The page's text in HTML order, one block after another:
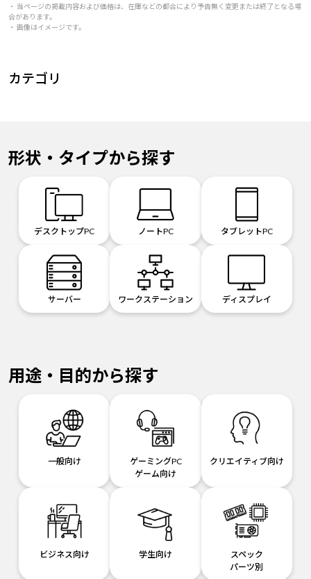
・ 当ページの掲載内容および価格は、在庫などの都合により予告無く変更または終了となる場
合があります。
・ 画像はイメージです。
カテゴリ
形状・タイプから探す
デスクトップPC ノートPC タブレットPC
サーバー ワークステーション ディスプレイ
用途・目的から探す
一般向け
ゲーミングPC
ゲーム向け
クリエイティブ向け
ビジネス向け 学生向け
スペック
パーツ別